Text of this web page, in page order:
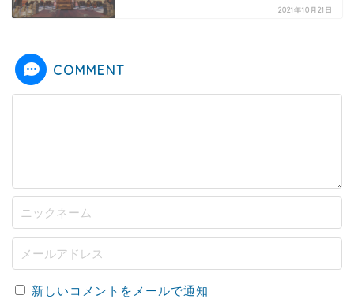
2021年10月21日
COMMENT
新しいコメントをメールで通知